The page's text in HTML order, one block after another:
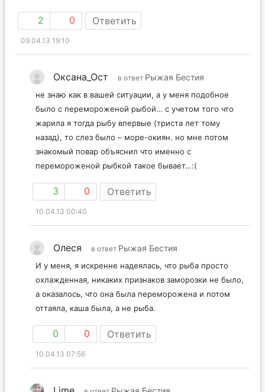
2 0 Ответить
09.04.13 19:10
Оксана_Ост в ответ Рыжая Бестия
не знаю как в вашей ситуации, а у меня подобное
было с перемороженой рыбой… с учетом того что
жарила я тогда рыбу впервые (триста лет тому
назад), то слез было – море-окиян. но мне потом
знакомый повар объяснил что именно с
перемороженой рыбкой такое бывает…:(
3 0 Ответить
10.04.13 00:40
Олеся в ответ Рыжая Бестия
И у меня, я искренне надеялась, что рыба просто
охлажденная, никаких признаков заморозки не было,
а оказалось, что она была переморожена и потом
оттаяла, каша была, а не рыба.
0 0 Ответить
10.04.13 07:56